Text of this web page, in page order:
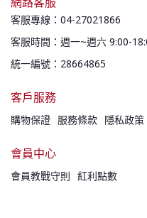
網路客服
客服專線：04-27021866
客服時間：週一~週六 9:00-
統一編號：28664865
客戶服務
購物保證 服務條款 隱私政策
會員中心
會員教戰守則 紅利點數